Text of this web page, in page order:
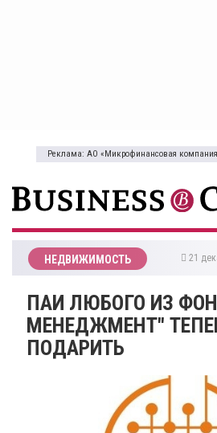
Реклама: АО «Микрофинансовая компания
НЕДВИЖИМОСТЬ 21
ПАИ ЛЮБОГО ИЗ
МЕНЕДЖМЕНТ"
ПОДАРИТЬ